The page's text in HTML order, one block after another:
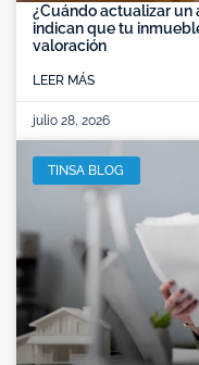
¿Cuándo actualizar un
indican que tu
valoración
LEER MÁS
julio 28, 2026
TINSA BLOG